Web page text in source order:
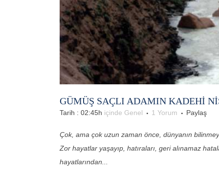
GÜMÜŞ SAÇLI ADAMIN KADEHI
Tarih : 02:45h içinde Genel 1 Yorum Paylaş
Çok, ama çok uzun zaman önce, dünyanın
Zor hayatlar yaşayıp, hatıraları, geri alınamaz
hayatlarından...